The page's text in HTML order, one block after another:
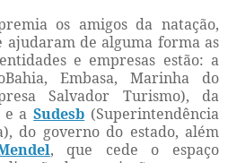
os amigos da natação,
ajudaram de alguma forma as
e empresas estão: a
Embasa, Marinha do
Salvador Turismo), da
e aSudesb (Superintendência
do governo do estado, além
, que cede o espaço